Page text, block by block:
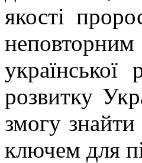
якості
української
розвитку
змогу знайти
ключем для